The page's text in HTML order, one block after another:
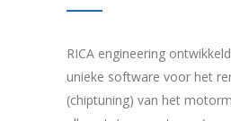
RICA engineering
unieke software voor het
(chiptuning) van het